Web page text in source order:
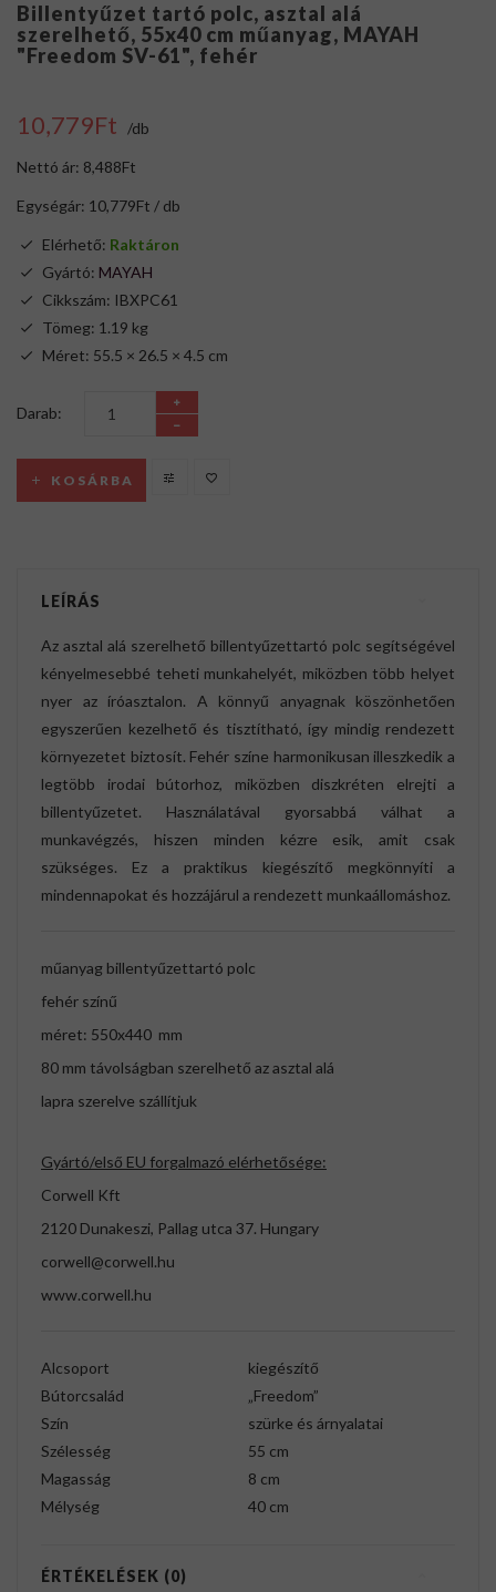
Billentyűzet tartó polc, asztal alá
szerelhető, 55x40 cm műanyag, MAYAH
"Freedom SV-61", fehér
10,779Ft /db
Nettó ár: 8,488Ft
Egységár: 10,779Ft / db
Elérhető: Raktáron
Gyártó: MAYAH
Cikkszám: IBXPC61
Tömeg: 1.19 kg
Méret: 55.5 × 26.5 × 4.5 cm
Darab:
KOSÁRBA
LEÍRÁS
Az asztal alá szerelhető billentyűzettartó polc segítségével
kényelmesebbé teheti munkahelyét, miközben több helyet
nyer az íróasztalon. A könnyű anyagnak köszönhetően
egyszerűen kezelhető és tisztítható, így mindig rendezett
környezetet biztosít. Fehér színe harmonikusan illeszkedik a
legtöbb irodai bútorhoz, miközben diszkréten elrejti a
billentyűzetet. Használatával gyorsabbá válhat a
munkavégzés, hiszen minden kézre esik, amit csak
szükséges. Ez a praktikus kiegészítő megkönnyíti a
mindennapokat és hozzájárul a rendezett munkaállomáshoz.
műanyag billentyűzettartó polc
fehér színű
méret: 550x440 mm
80 mm távolságban szerelhető az asztal alá
lapra szerelve szállítjuk
Gyártó/első EU forgalmazó elérhetősége:
Corwell Kft
2120 Dunakeszi, Pallag utca 37. Hungary
corwell@corwell.hu
www.corwell.hu
Alcsoport
kiegészítő
Bútorcsalád
„Freedom”
Szín
szürke és árnyalatai
Szélesség
55 cm
Magasság
8 cm
Mélység
40 cm
ÉRTÉKELÉSEK (0)